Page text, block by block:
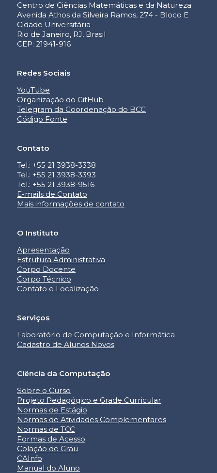
Centro de Ciências Matemáticas e da Natureza
Avenida Athos da Silveira Ramos, 274 - Bloco E
Cidade Universitária
Rio de Janeiro, RJ, Brasil
CEP: 21941-916
Redes Sociais
YouTube
Organização do GitHub
Telegram da Coordenação do BCC
Código Fonte
Contato
Tel.: +55 21 3938-3338
Tel.: +55 21 3938-3393
Tel.: +55 21 3938-9516
E-mails de Contato
Mais informações de contato
O Instituto
Apresentação
Estrutura Administrativa
Corpo Docente
Corpo Técnico
Contato e Localização
Serviços
Laboratório de Computação e Informática
Cadastro de Alunos Novos
Ciência da Computação
Sobre o Curso
Projeto Pedagógico e Grade Curricular
Normas de Estágio
Normas de Atividades Complementares
Normas de TCC
Formas de Acesso
Colação de Grau
CAInfo
Manual do Aluno